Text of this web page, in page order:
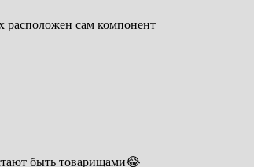
расположен сам компонент
быть товарищами😂